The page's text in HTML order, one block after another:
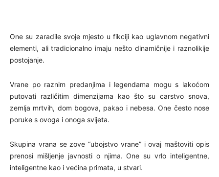
One su zaradile svoje mjesto u fikciji kao uglavnom negativni
elementi, ali tradicionalno imaju nešto dinamičnije i raznolikije
postojanje.
Vrane po raznim predanjima i legendama mogu s lakoćom
putovati različitim dimenzijama kao što su carstvo snova,
zemlja mrtvih, dom bogova, pakao i nebesa. One često nose
poruke s ovoga i onoga svijeta.
Skupina vrana se zove “ubojstvo vrane” i ovaj maštoviti opis
prenosi mišljenje javnosti o njima. One su vrlo inteligentne,
inteligentne kao i većina primata, u stvari.